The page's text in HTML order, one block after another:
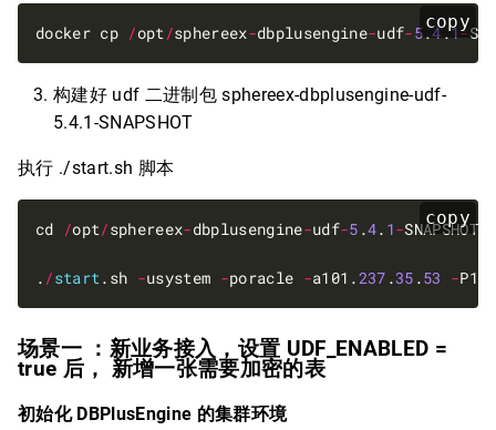
copy
docker cp /opt/sphereex-dbplusengine-udf-5.4.1-
构建好 udf 二进制包 sphereex-dbplusengine-udf-
5.4.1-SNAPSHOT
执行 ./start.sh 脚本
copy
cd /opt/sphereex-dbplusengine-udf-5 .4. 1-SNAPSHOT
. /start.sh -usystem -poracle -a101.237 .35 .53 -
场景一 ：新业务接入，设置 UDF_ENABLED =
true 后， 新增一张需要加密的表
初始化 DBPlusEngine 的集群环境